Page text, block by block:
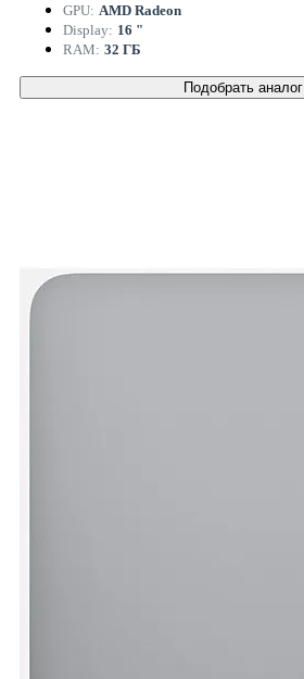
GPU: AMD Radeon
Display: 16 "
RAM: 32 ГБ
Подобрать аналог